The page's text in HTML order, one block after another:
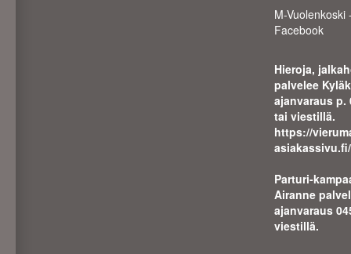
M-
Facebook
Hieroja,
palvelee
ajanvaraus p.
tai viestillä.
https://
Parturi-
Airanne
ajanvaraus
viestillä.